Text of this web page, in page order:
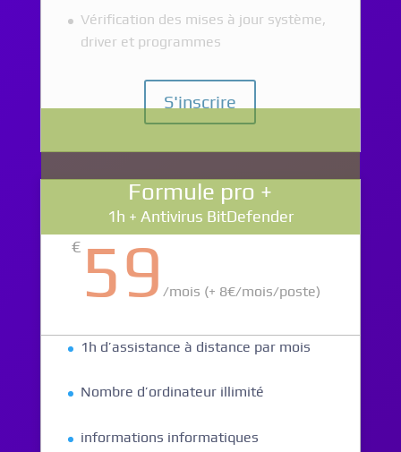
Vérification des mises à jour système,
driver et programmes
S'inscrire
Formule pro +
1h + Antivirus BitDefender
€59 /mois (+ 8€/mois/poste)
1h d’assistance à distance par mois
Nombre d’ordinateur illimité
informations informatiques